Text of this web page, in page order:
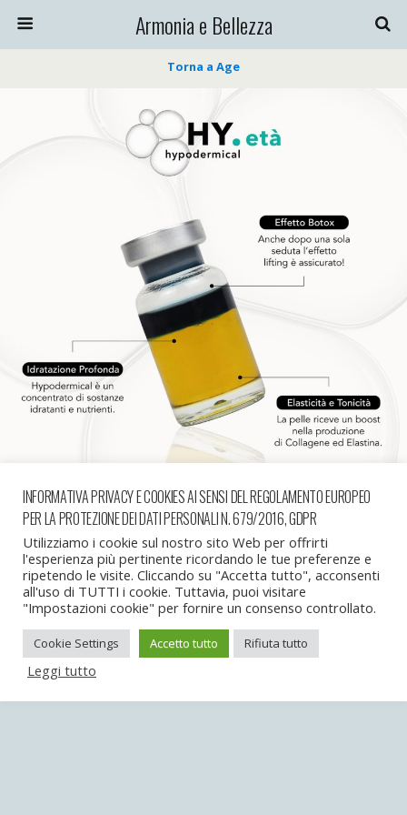
Armonia e Bellezza
Torna a Age
successiva in galleria »
Torna su
Dispositivo Portatile Pc Desktop
INFORMATIVA PRIVACY E COOKIES AI SENSI DEL REGOLAMENTO EUROPEO
PER LA PROTEZIONE DEI DATI PERSONALI N. 679/2016, GDPR
Utilizziamo i cookie sul nostro sito Web per offrirti
l'esperienza più pertinente ricordando le tue preferenze e
ripetendo le visite. Cliccando su "Accetta tutto", acconsenti
all'uso di TUTTI i cookie. Tuttavia, puoi visitare
"Impostazioni cookie" per fornire un consenso controllato.
Cookie Settings Accetto tutto Rifiuta tutto
Leggi tutto